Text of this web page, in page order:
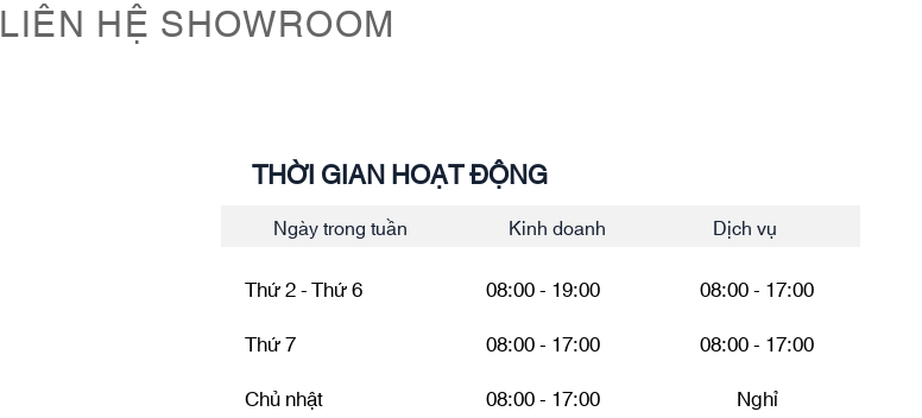
LIÊN HỆ SHOWROOM
THỜI GIAN HOẠT ĐỘNG
Ngày trong tuần Kinh doanh Dịch vụ
Thứ 2 - Thứ 6 08:00 - 19:00
08:00 - 17:00
Thứ 7
08:00 - 17:00
08:00 - 17:00
Chủ nhật
08:00 - 17:00 Nghỉ